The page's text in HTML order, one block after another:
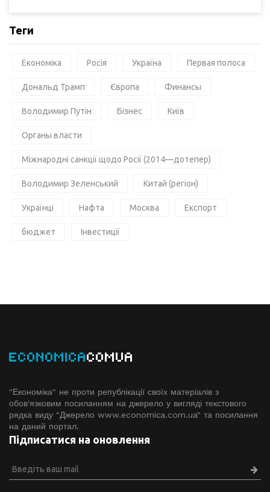
Теги
Економіка Росія Україна Первая полоса
Дональд Трамп Європа Финансы
Володимир Путін Бізнес Київ
Органы власти
Міжнародні санкції щодо Росії (2014—дотепер)
Володимир Зеленський Китай (регіон)
Українці Нафта Москва Експорт
бюджет Інвестиції
ECONOMICACOMUA
"Економіка" не проти републікації своїх матеріалів з
обов'язковим посиланням на джерело у вигляді текстового
рядка виду "Джерело www.economiсa.com.ua" та посилання
на даний портал.
Підписатися на оновлення